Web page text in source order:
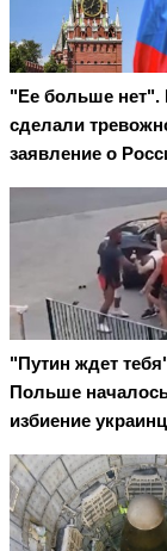
"Ее больше
сделали
заявление о
"Путин ждет
Польше
избиение